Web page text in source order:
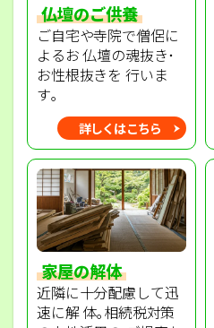
仏壇のご供養
ご自宅や寺院で僧侶に
よるお 仏壇の魂抜き･
お性根抜きを 行いま
す｡
詳しくはこちら
家屋の解体
近隣に十分配慮して迅
速に解 体｡相続税対策